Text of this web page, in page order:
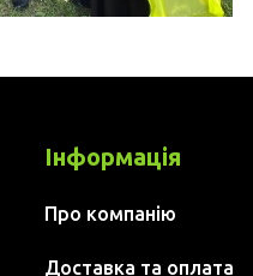
Інформація
Про компанію
Доставка та оплата